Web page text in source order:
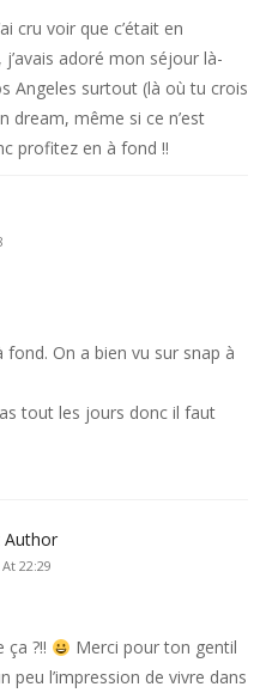
cru voir que c’était en
j’avais adoré mon séjour là-
Angeles surtout (là où tu crois
dream, même si ce n’est
profitez en à fond !!
fond. On a bien vu sur snap à
tout les jours donc il faut
Author
22:29
?!!
Merci pour ton gentil
peu l’impression de vivre dans